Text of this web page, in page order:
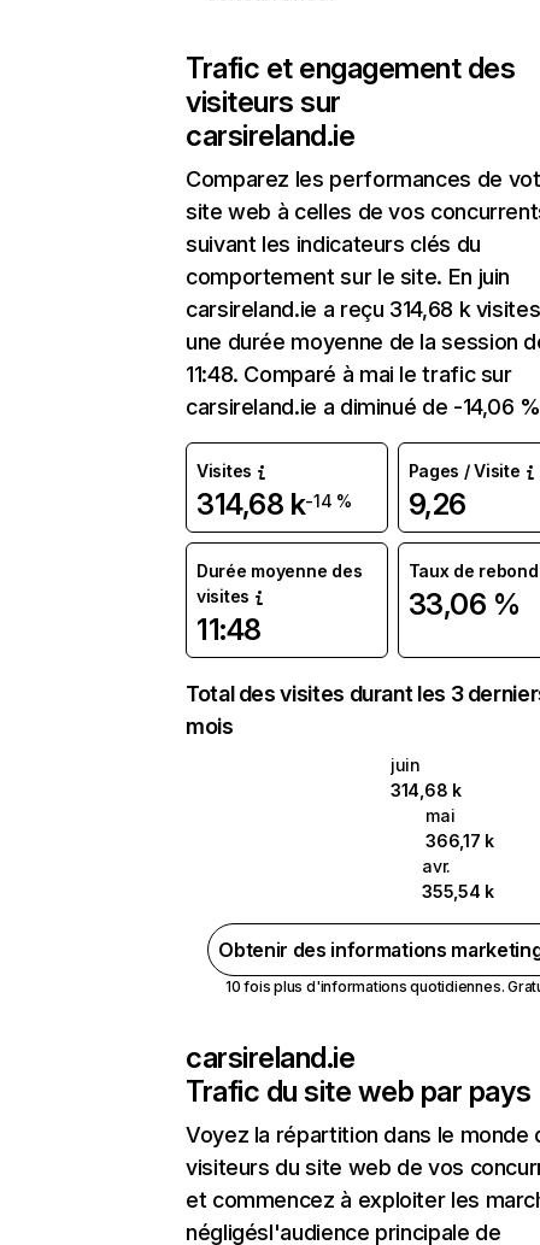
Trafic et engagement des
visiteurs sur
carsireland.ie
Comparez les performances de
site web à celles de vos
suivant les indicateurs clés du
comportement sur le site. En juin
carsireland.ie a reçu 314,68 k
une durée moyenne de la session
11:48. Comparé à mai le trafic sur
carsireland.ie a diminué de -14,06
Visites
314,68 k-14 %
Pages / Visite
9,26
Durée moyenne des
visites
11:48
Taux de rebond
33,06 %
Total des visites durant les 3
mois
juin
314,68 k
mai
366,17 k
avr.
355,54 k
Obtenir des informations
10 fois plus d'informations quotidiennes.
carsireland.ie
Trafic du site web par pays
Voyez la répartition dans le monde
visiteurs du site web de vos
et commencez à exploiter les
négligésl'audience principale de